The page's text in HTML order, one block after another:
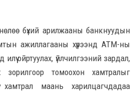
арилжааны банкнуудын
ажиллагааны хүрээнд АТМ-ны
ойртуулах, үйлчилгээний зардал,
зорилгоор томоохон хамтралыг
хамтрал маань харилцагчдадаа